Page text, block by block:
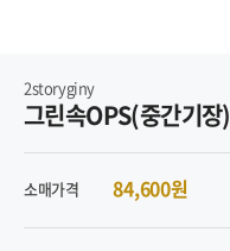
2storyginy
그린속OPS(중간기장)
소매가격 84,600원